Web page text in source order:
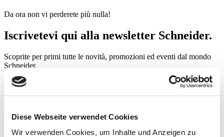
Diese Webseite verwendet Cookies
Wir verwenden Cookies, um Inhalte und Anzeigen zu
Da ora non vi perderete più nulla!
Iscrivetevi qui alla newsletter Schneider.
Scoprite per primi tutte le novità, promozioni ed eventi dal mondo
Schneider.
Per nuova ispirazione
volta che siamo convinti di avere informazioni che possano essere di
suo interesse.